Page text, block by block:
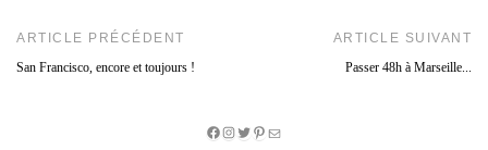
ARTICLE PRÉCÉDENT
San Francisco, encore et toujours !
ARTICLE SUIVANT
Passer 48h à Marseille...
Facebook
Instagram
Twitter
Pinterest
E-